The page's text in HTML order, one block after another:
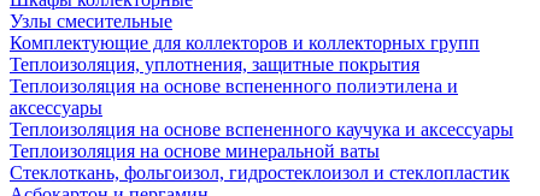
Узлы смесительные
Комплектующие для коллекторов и коллекторных групп
Теплоизоляция, уплотнения, защитные покрытия
Теплоизоляция на основе вспененного полиэтилена и
аксессуары
Теплоизоляция на основе вспененного каучука и аксессуары
Теплоизоляция на основе минеральной ваты
Стеклоткань, фольгоизол, гидростеклоизол и стеклопластик